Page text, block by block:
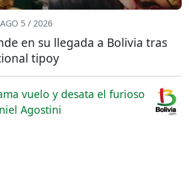
5 / 2026
en su llegada a Bolivia tras
tipoy